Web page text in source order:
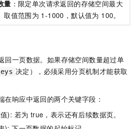
量 ：限定单次请求返回的存储空间最大
取值范围为 1-1000，默认值为 100。
回一页数据。如果存储空间数量超过单
决定），必须采用分页机制才能获取
在响应中返回的两个关键字段：
): 若为 true，表示还有后续数据页。